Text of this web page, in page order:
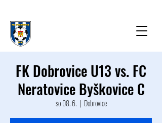
FK Dobrovice U13 vs. FC
Neratovice Byškovice C
so 08. 6.
  |
Dobrovice